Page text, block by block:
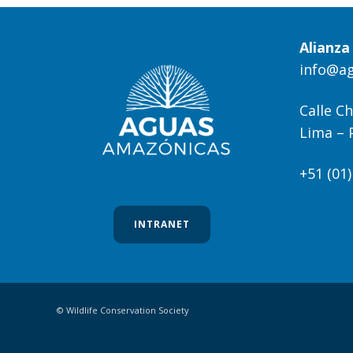
INTRANET
Calle
Lima –
+51
© Wildlife Conservation Society